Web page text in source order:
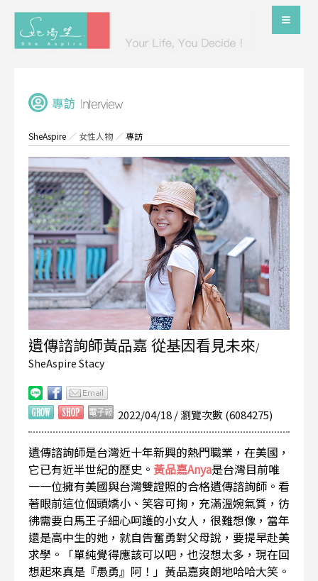
SheAspire ／ 女性人物／專訪
遺傳諮詢師黃品嘉 從基因看見未來/
SheAspire Stacy
2022/04/18 / 瀏覽次數 (6084275)
遺傳諮詢師是台灣近十年新興的熱門職業，在美國，
它已有近半世紀的歷史。 黃品嘉Anya是台灣目前唯
一一位擁有美國與台灣雙證照的合格遺傳諮詢師。看
著眼前這位個頭嬌小、笑容可掬，充滿溫婉氣質，彷
彿需要白馬王子細心呵護的小女人，很難想像，當年
還是高中生的她，就自告奮勇對父母說，要提早赴美
求學。「單純覺得應該可以吧，也沒想太多，現在回
想起來真是『愚勇』阿！」黃品嘉爽朗地哈哈大笑。